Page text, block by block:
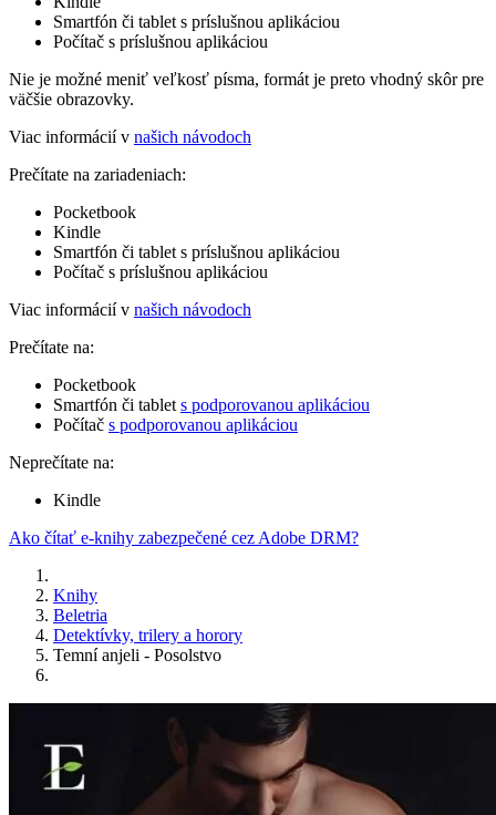
Smartfón či tablet s príslušnou aplikáciou
Počítač s príslušnou aplikáciou
Nie je možné meniť veľkosť písma, formát je preto vhodný skôr pre
väčšie obrazovky.
Viac informácií v našich návodoch
Prečítate na zariadeniach:
Pocketbook
Kindle
Smartfón či tablet s príslušnou aplikáciou
Počítač s príslušnou aplikáciou
Viac informácií v našich návodoch
Prečítate na:
Pocketbook
Smartfón či tablet s podporovanou aplikáciou
Počítač s podporovanou aplikáciou
Neprečítate na:
Kindle
Ako čítať e-knihy zabezpečené cez Adobe DRM?
Knihy
Beletria
Detektívky, trilery a horory
Temní anjeli - Posolstvo